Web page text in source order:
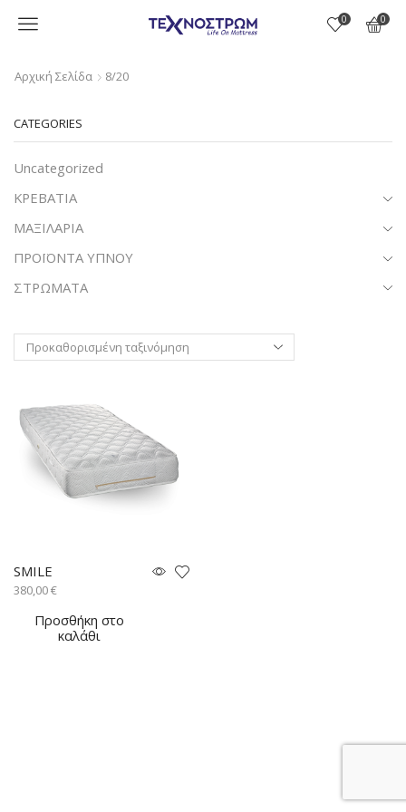
0 0
Menu
Αρχική Σελίδα 8/20
SMILE
380,00€
Προσθήκη στο
καλάθι
CATEGORIES
Uncategorized
ΚΡΕΒΑΤΙΑ
ΜΑΞΙΛΑΡΙΑ
ΠΡΟΪΟΝΤΑ ΥΠΝΟΥ
ΣΤΡΩΜΑΤΑ